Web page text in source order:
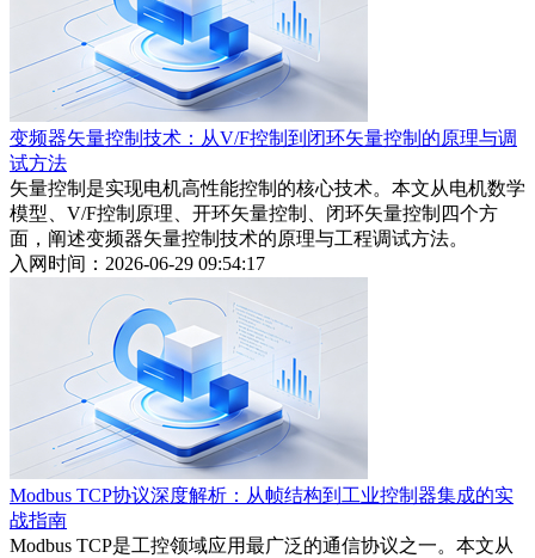
变频器矢量控制技术：从V/F控制到闭环矢量控制的原理与调
试方法
矢量控制是实现电机高性能控制的核心技术。本文从电机数学
模型、V/F控制原理、开环矢量控制、闭环矢量控制四个方
面，阐述变频器矢量控制技术的原理与工程调试方法。
入网时间：2026-06-29 09:54:17
Modbus TCP协议深度解析：从帧结构到工业控制器集成的实
战指南
Modbus TCP是工控领域应用最广泛的通信协议之一。本文从